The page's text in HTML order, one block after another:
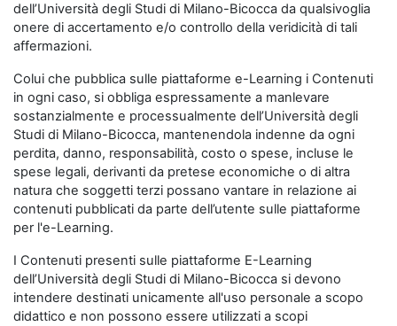
dell’Università degli Studi di Milano-Bicocca da qualsivoglia
onere di accertamento e/o controllo della veridicità di tali
affermazioni.
Colui che pubblica sulle piattaforme e-Learning i Contenuti
in ogni caso, si obbliga espressamente a manlevare
sostanzialmente e processualmente dell’Università degli
Studi di Milano-Bicocca, mantenendola indenne da ogni
perdita, danno, responsabilità, costo o spese, incluse le
spese legali, derivanti da pretese economiche o di altra
natura che soggetti terzi possano vantare in relazione ai
contenuti pubblicati da parte dell’utente sulle piattaforme
per l'e-Learning.
I Contenuti presenti sulle piattaforme E-Learning
dell’Università degli Studi di Milano-Bicocca si devono
intendere destinati unicamente all'uso personale a scopo
didattico e non possono essere utilizzati a scopi